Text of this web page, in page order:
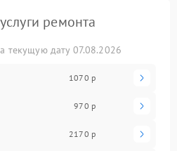
ремонта
текущую дату 07.08.2026
1070 р
970 р
2170 р